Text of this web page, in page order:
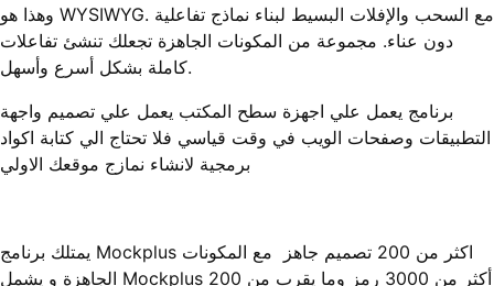
وهذا هو WYSIWYG. مع السحب والإفلات البسيط لبناء نماذج تفاعلية
دون عناء. مجموعة من المكونات الجاهزة تجعلك تنشئ تفاعلات
كاملة بشكل أسرع وأسهل.
برنامج يعمل علي اجهزة سطح المكتب يعمل علي تصميم واجهة
التطبيقات وصفحات الويب في وقت قياسي فلا تحتاج الي كتابة اكواد
برمجية لانشاء نمازج موقعك الاولي
يمتلك برنامج Mockplus اكثر من 200 تصميم جاهز مع المكونات
الجاهزة و يشمل Mockplus أكثر من 3000 رمز وما يقرب من 200